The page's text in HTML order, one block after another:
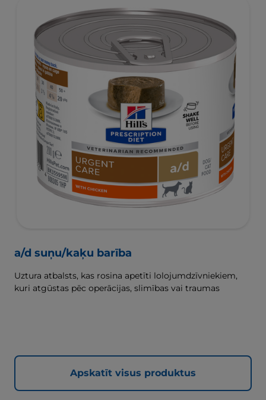
a/d suņu/kaķu barība
Uztura atbalsts, kas rosina apetīti lolojumdzīvniekiem,
kuri atgūstas pēc operācijas, slimības vai traumas
Apskatīt visus produktus